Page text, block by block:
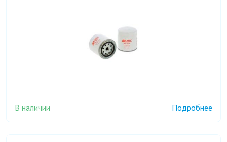
В наличии Подробнее